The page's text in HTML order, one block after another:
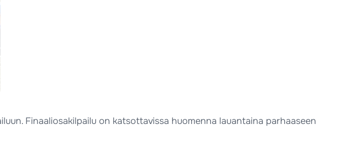
Finaaliosakilpailu on katsottavissa huomenna lauantaina parhaaseen